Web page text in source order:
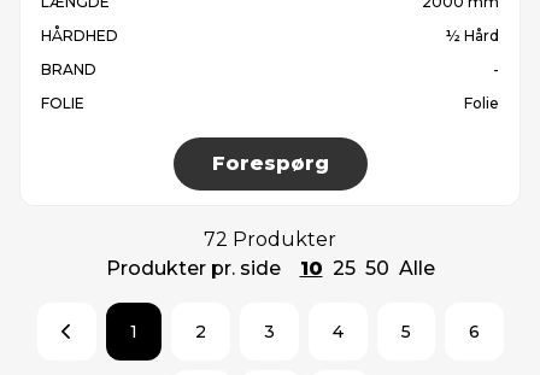
HÅRDHED
½ Hård
BRAND
-
FOLIE
Folie
Forespørg
72 Produkter
Produkter pr. side
10 25 50 Alle
1 2 3 4 5 6